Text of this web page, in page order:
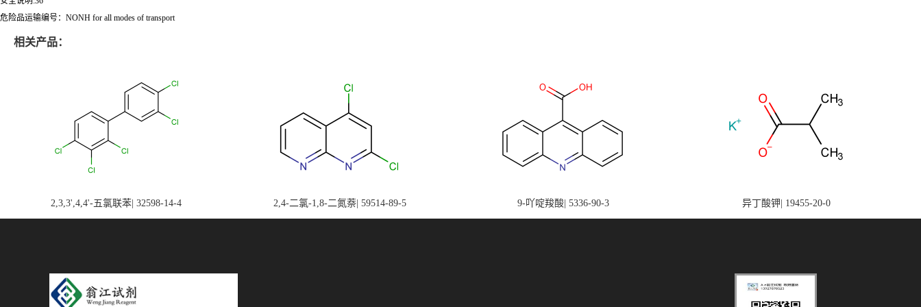
危险品运输编号：NONH for all modes of transport
相关产品：
2,3,3',4,4'-五氯联苯| 32598-14-4 2,4-二氯-1,8-二氮萘| 59514-89-5 9-吖啶羧酸| 5336-90-3 异丁酸钾| 19455-20-0